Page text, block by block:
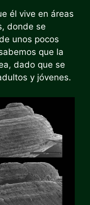
él vive en áreas
donde se
unos pocos
que la
dado que se
y jóvenes.